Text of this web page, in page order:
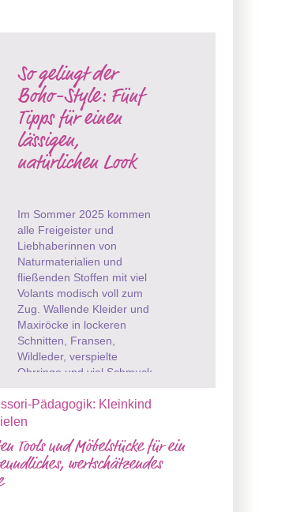
So gelingt der
Boho-Style: Fünf
Tipps für einen
lässigen,
natürlichen Look
Im Sommer 2025 kommen
alle Freigeister und
Liebhaberinnen von
Naturmaterialien und
fließenden Stoffen mit viel
Volants modisch voll zum
Zug. Wallende Kleider und
Maxiröcke in lockeren
Schnitten, Fransen,
Wildleder, verspielte
Ohrringe und viel Schmuck,
nur auf ...
Tools und Möbelstücke für ein
wertschätzendes